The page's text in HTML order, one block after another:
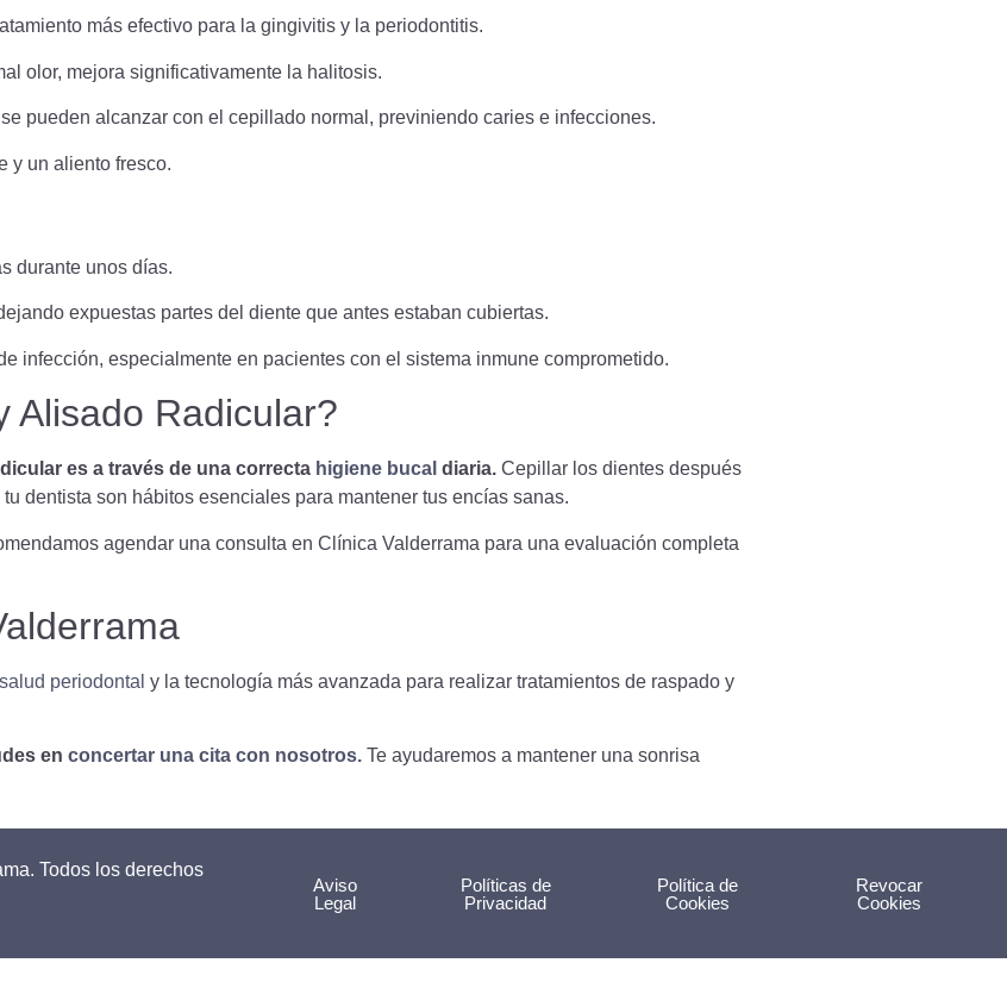
más efectivo para la gingivitis y la periodontitis.
olor, mejora significativamente la halitosis.
pueden alcanzar con el cepillado normal, previniendo caries e infecciones.
y un aliento fresco.
durante unos días.
expuestas partes del diente que antes estaban cubiertas.
infección, especialmente en pacientes con el sistema inmune comprometido.
Alisado Radicular?
es a través de una correcta higiene bucal diaria. Cepillar los dientes después
dentista son hábitos esenciales para mantener tus encías sanas.
agendar una consulta en Clínica Valderrama para una evaluación completa
periodontal y la tecnología más avanzada para realizar tratamientos de raspado y
en concertar una cita con nosotros. Te ayudaremos a mantener una sonrisa
Todos los derechos
Aviso
Legal
Políticas de
Privacidad
Política de
Cookies
Revocar
Cookies